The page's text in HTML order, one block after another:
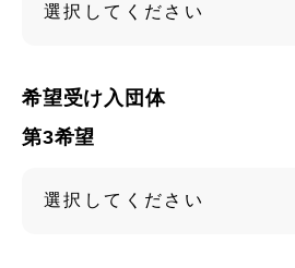
希望受け入団体
第3希望